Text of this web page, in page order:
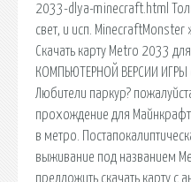
2033-dlya-minecraft.html
свет, и исп. MinecraftMonster
Скачать карту Metro 2033
КОМПЬЮТЕРНОЙ ВЕРСИИ ИГРЫ
Любители паркур?
прохождение для
в метро.
выживание под названием
предложить скачать карту с